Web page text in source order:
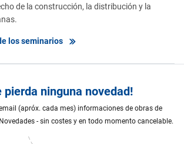
de la construcción, la distribución y la
los seminarios
pierda ninguna novedad!
(apróx. cada mes) informaciones de obras de
- sin costes y en todo momento cancelable.